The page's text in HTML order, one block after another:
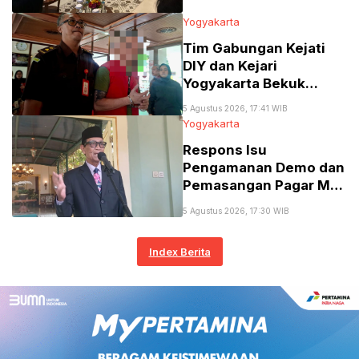
Pelatihan TCM
Yogyakarta
Tim Gabungan Kejati
DIY dan Kejari
Yogyakarta Bekuk
Setelah 10 Tahun
5 Agustus 2026, 17:41 WIB
Yogyakarta
Respons Isu
Pengamanan Demo dan
Pemasangan Pagar Mal,
Kapolda Pastikan Jogja
Aman
5 Agustus 2026, 17:30 WIB
Index Berita